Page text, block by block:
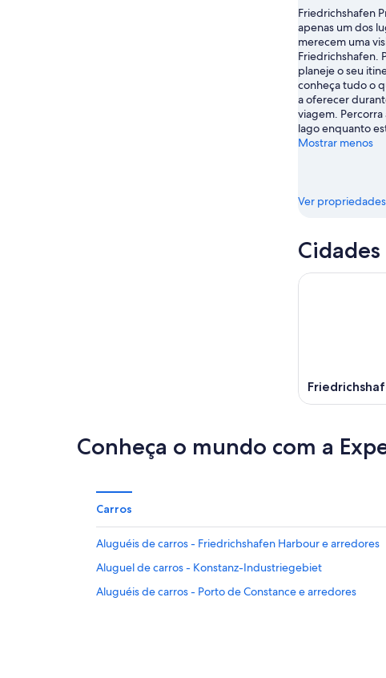
-
16
de
ago.
Friedrichshafen
apenas um dos
merecem uma
Friedrichshafen.
planeje o seu
conheça tudo o
a oferecer
viagem. Percorra
lago enquanto
Mostrar menos
Ver propriedades
Conheça o mundo com a
Carros
Aluguéis de carros - Friedrichshafen Harbour e arredores
Aluguel de carros - Konstanz-Industriegebiet
Aluguéis de carros - Porto de Constance e arredores